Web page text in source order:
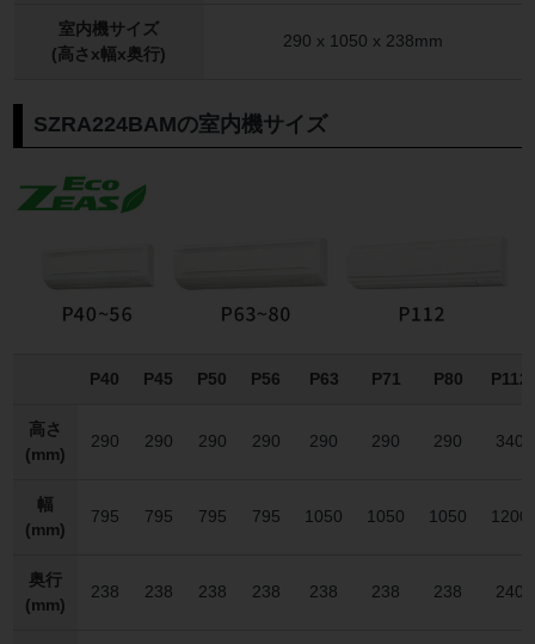
室内機サイズ
(高さx幅x奥行)
290 x 1050 x 238mm
SZRA224BAMの室内機サイズ
P40 P45 P50 P56 P63 P71 P80 P112
高さ
(mm)
290 290 290 290 290 290 290 340
幅
(mm)
795 795 795 795 1050 1050 1050 1200
奥行
(mm)
238 238 238 238 238 238 238 240